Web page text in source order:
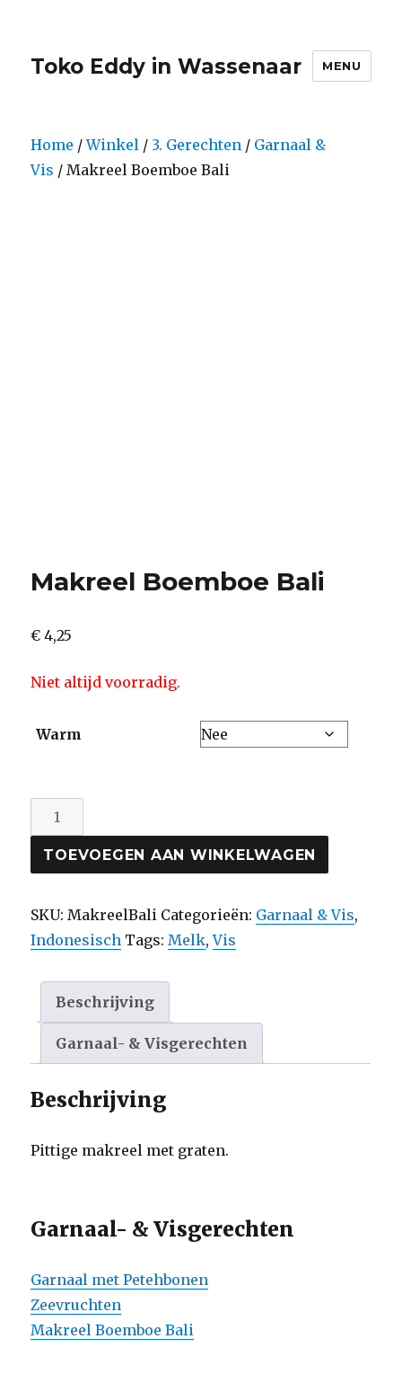
Toko Eddy in Wassenaar MENU
Home /Winkel / 3. Gerechten / Garnaal &
Vis / Makreel Boemboe Bali
Makreel Boemboe Bali
€ 4,25
Niet altijd voorradig.
Warm
Makreel
Boemboe
Bali
TOEVOEGEN AAN WINKELWAGEN
SKU:MakreelBali Categorieën: Garnaal & Vis,
Indonesisch Tags:Melk,Vis
Beschrijving
Garnaal- & Visgerechten
Beschrijving
Pittige makreel met graten.
Garnaal- & Visgerechten
Garnaal met Petehbonen
Zeevruchten
Makreel Boemboe Bali